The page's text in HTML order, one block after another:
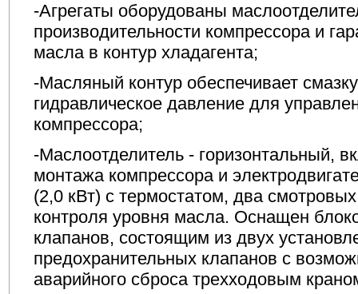
-Агрегаты оборудованы
производительности компрессора и
масла в контур хладагента;
-Масляный контур обеспечивает
гидравлическое давление для
компрессора;
-Маслоотделитель - горизонтальный,
монтажа компрессора и
(2,0 кВт) с термостатом, два
контроля уровня масла. Оснащен
клапанов, состоящим из двух
предохранительных клапанов с
аварийного сброса трехходовым